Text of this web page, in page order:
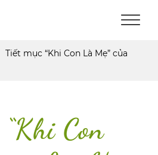
Tiết mục “Khi Con Là Mẹ” của
Con